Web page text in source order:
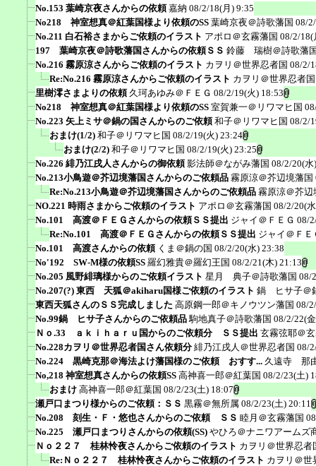
No.153 葉崎京夜さんからの依頼 嘉納 08/2/18(月) 9:35
No218 神室想真＠紅葉国様より依頼のSS 葉崎京夜＠詩歌藩国 08/
No.211 白石裕さまからご依頼のイラスト アポロ＠玄霧藩国 08/2/18(
197 葉崎京夜＠詩歌藩国さんからの依頼ＳＳ 鈴藤 瑞樹＠詩歌藩
No.216 霧原涼さんからご依頼のイラスト カヲリ＠世界忍者国 08/2/
Re:No.216 霧原涼さんからご依頼のイラスト カヲリ＠世界忍者国
里樹澪さまよりの依頼 久珂あゆみ＠ＦＥＧ 08/2/19(火) 18:53
No218 神室想真＠紅葉国様より依頼のSS 室賀兼一＠リワマヒ国
No.223 矢上ミサ＠鍋の国さんからのご依頼 和子＠リワマヒ国 08/2/
おまけ(1/2) 和子＠リワマヒ国 08/2/19(火) 23:24
おまけ(2/2) 和子＠リワマヒ国 08/2/19(火) 23:25
No.226 緋乃江戌人さんからの御依頼 影法師＠ながみ藩国 08/2/20(水
No.213小鳥遊＠芥辺境藩国さんからのご依頼品 霧原涼＠芥辺境藩国
Re:No.213小鳥遊＠芥辺境藩国さんからのご依頼品 霧原涼＠芥辺
NO.221 時雨さまからご依頼のイラスト アポロ＠玄霧藩国 08/2/20(
No.101 高渡＠ＦＥＧさんからの依頼ＳＳ提出 ジャイ＠ＦＥＧ 08/
Re:No.101 高渡＠ＦＥＧさんからの依頼ＳＳ提出 ジャイ＠ＦＥ
No.101 高渡さんからの依頼 くま＠鍋の国 08/2/20(水) 23:38
No'192 SW-M様の依頼SS 羅幻雅貴＠羅幻王国 08/2/21(木) 21:13
No.205 風野緋璃様からのご依頼イラスト 星月 典子＠詩歌藩国 08/
No.207(?) 東西 天狐＠akiharu国様ご依頼のイラスト 鍋 ヒサ子＠
東西天狐さんのＳＳ完成しました 高原鋼一郎＠キノウツン藩国 08/
No.99鍋 ヒサ子さんからのご依頼品 駒地真子＠詩歌藩国 08/2/22(
Ｎｏ.33 ａｋｉｈａｒｕ国からのご依頼分 ＳＳ提出 玄霧弦耶＠
No.228カヲリ＠世界忍者国さん依頼分 緋乃江戌人＠世界忍者国 08/
No.224 黒崎克那＠海法よけ藩国様のご依頼 おすす... 久遠寺 那
No,218 神室想真さんからの依頼SS 高神喜一郎＠紅葉国 08/2/23(土)
おまけ 高神喜一郎＠紅葉国 08/2/23(土) 18:07
瀬戸口まつり様からのご依頼：ＳＳ 黒霧＠無所属 08/2/23(土) 20:11
No.208 刻生・Ｆ・悠也さんからのご依頼 ＳＳ 睦月＠玄霧藩国
No.225 瀬戸口まつりさんからの依頼(SS) やひろ＠ナニワアームズ
Ｎｏ２２７ 桂林怜夜さんからご依頼のイラスト カヲリ＠世界忍者
Re:Ｎｏ２２７ 桂林怜夜さんからご依頼のイラスト カヲリ＠世